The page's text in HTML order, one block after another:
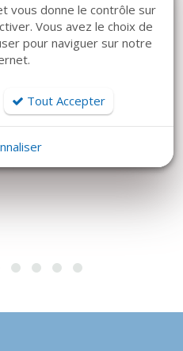
Piezosurgery Insert
EXL1
vous donne le contrôle sur
Vous avez le choix de
pour naviguer sur notre
Tout Accepter